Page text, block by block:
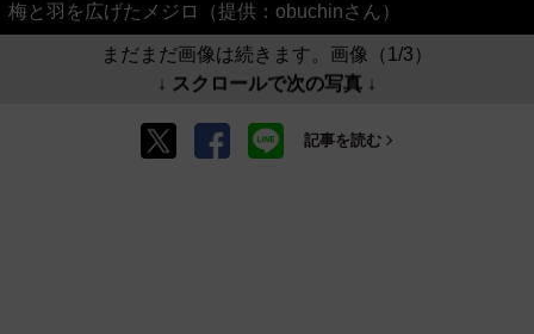
梅と羽を広げたメジロ（提供：obuchinさん）
まだまだ画像は続きます。画像（1/3）
↓ スクロールで次の写真 ↓
記事を読む